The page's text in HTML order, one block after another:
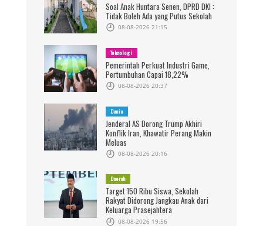
Soal Anak Huntara Senen, DPRD DKI :
Tidak Boleh Ada yang Putus Sekolah
08-08-2026 21:15
Teknologi
Pemerintah Perkuat Industri Game,
Pertumbuhan Capai 18,22%
08-08-2026 20:37
Dunia
Jenderal AS Dorong Trump Akhiri
Konflik Iran, Khawatir Perang Makin
Meluas
08-08-2026 20:16
Daerah
Target 150 Ribu Siswa, Sekolah
Rakyat Didorong Jangkau Anak dari
Keluarga Prasejahtera
08-08-2026 19:56